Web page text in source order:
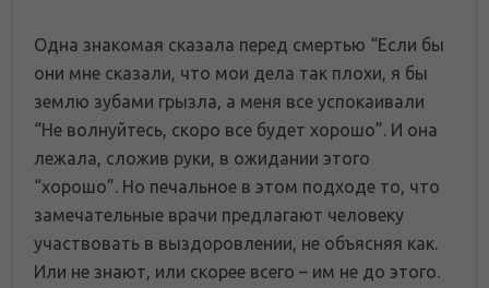
Одна знакомая сказала перед смертью “Если бы
они мне сказали, что мои дела так плохи, я бы
землю зубами грызла, а меня все успокаивали
“Не волнуйтесь, скоро все будет хорошо”. И она
лежала, сложив руки, в ожидании этого
“хорошо”. Но печальное в этом подходе то, что
замечательные врачи предлагают человеку
участвовать в выздоровлении, не объясняя как.
Или не знают, или скорее всего – им не до этого.